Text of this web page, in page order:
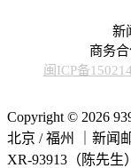
新
商务
闽ICP备
Copyright © 2026
北京 / 福州 ｜新闻
XR-93913（陈先生）